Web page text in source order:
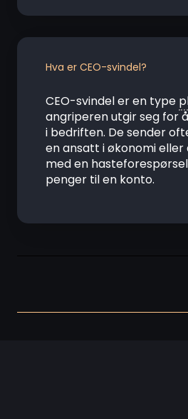
Hva er CEO-svindel?
CEO-svindel er en type
angriperen utgir seg for
i bedriften. De sender
en ansatt i økonomi eller
med en
penger til en konto.